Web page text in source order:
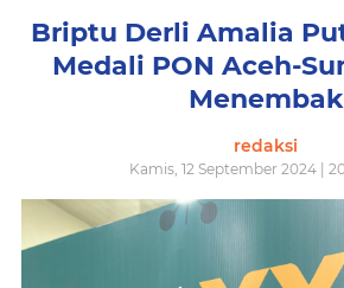
Briptu Derli Amalia
Medali PON Aceh-
Menembak
redaksi
Kamis, 12 September 2024 |